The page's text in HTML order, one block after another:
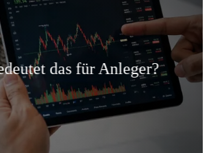
Überspringen